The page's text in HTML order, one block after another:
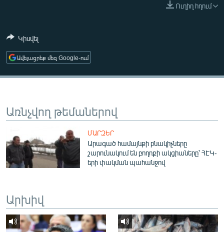
ՄԵԿՆԱԲԱՆՈՒԹՅՈՒՆ
ՏՏ ԵՒ ԻՆՏԵՐՆԵՏ
ՏԵՍԱՆՅՈՒԹԵՐ
ԲԱՆԱՎԵՃ
ՁԳՏԵԼՈՎ ԼԱՎԱԳՈՒՅՆԻՆ
Հայերեն
English
Ուղիղ հղում
Կիսվել
Ավելացրեք մեզ Google-ում
Առնչվող թեմաներով
ՄԱՐԶԵՐ
Արագած համայնքի բնակիչները
շարունակում են բողոքի ակցիաները՝ ՀԷԿ-
երի փակման պահանջով
Արխիվ